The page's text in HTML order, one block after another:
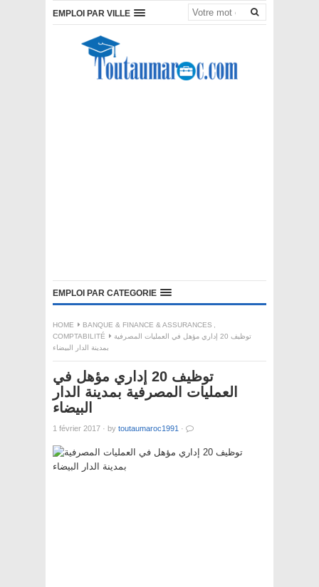
EMPLOI PAR VILLE
EMPLOI PAR CATEGORIE
HOME BANQUE & FINANCE & ASSURANCES ,
COMPTABILITÉ
توظيف 20 إداري مؤهل في العمليات المصرفية
بمدينة الدار البيضاء
توظيف 20 إداري مؤهل في
العمليات المصرفية بمدينة الدار
البيضاء
1 février 2017 · by toutaumaroc1991 ·